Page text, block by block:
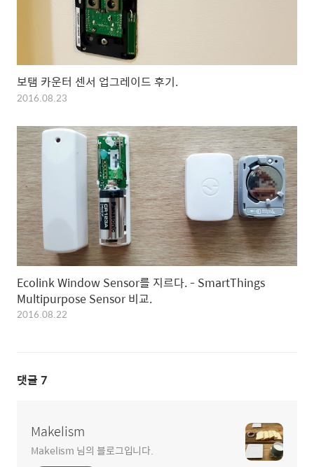
보탬 카운터 센서 업그레이드 후기.
2016.08.23
Ecolink Window Sensor를 지르다. - SmartThings
Multipurpose Sensor 비교.
2016.08.22
댓글 7
Makelism
Makelism 님의 블로그입니다.